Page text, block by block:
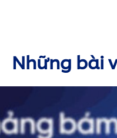
Những bài